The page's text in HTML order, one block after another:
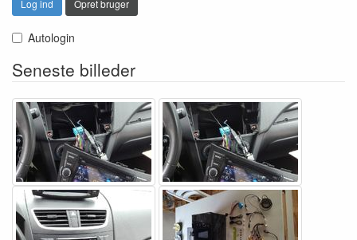
Log ind Opret bruger
Autologin
Seneste billeder